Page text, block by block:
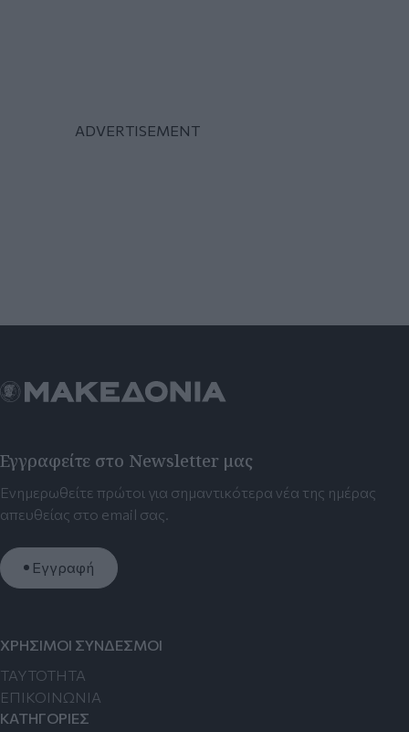
Εγγραφείτε στο Newsletter μας
Ενημερωθείτε πρώτοι για σημαντικότερα νέα της ημέρας
απευθείας στο email σας.
Εγγραφή
ΧΡΗΣΙΜΟΙ ΣΥΝΔΕΣΜΟΙ
TAYTOTHTA
ΕΠΙΚΟΙΝΩΝΙΑ
ΚΑΤΗΓΟΡΙΕΣ